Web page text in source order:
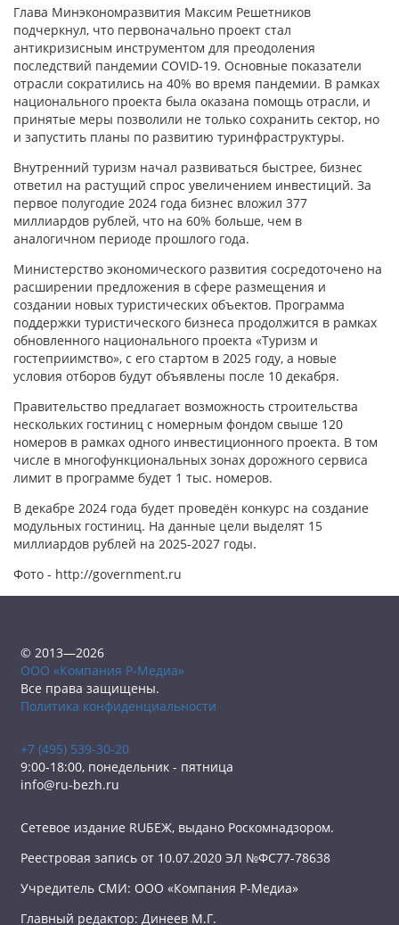
Глава Минэкономразвития Максим Решетников
подчеркнул, что первоначально проект стал
антикризисным инструментом для преодоления
последствий пандемии COVID-19. Основные показатели
отрасли сократились на 40% во время пандемии. В рамках
национального проекта была оказана помощь отрасли, и
принятые меры позволили не только сохранить сектор, но
и запустить планы по развитию туринфраструктуры.
Внутренний туризм начал развиваться быстрее, бизнес
ответил на растущий спрос увеличением инвестиций. За
первое полугодие 2024 года бизнес вложил 377
миллиардов рублей, что на 60% больше, чем в
аналогичном периоде прошлого года.
Министерство экономического развития сосредоточено на
расширении предложения в сфере размещения и
создании новых туристических объектов. Программа
поддержки туристического бизнеса продолжится в рамках
обновленного национального проекта «Туризм и
гостеприимство», с его стартом в 2025 году, а новые
условия отборов будут объявлены после 10 декабря.
Правительство предлагает возможность строительства
нескольких гостиниц с номерным фондом свыше 120
номеров в рамках одного инвестиционного проекта. В том
числе в многофункциональных зонах дорожного сервиса
лимит в программе будет 1 тыс. номеров.
В декабре 2024 года будет проведён конкурс на создание
модульных гостиниц. На данные цели выделят 15
миллиардов рублей на 2025-2027 годы.
Фото - http://government.ru
© 2013—2026
ООО «Компания Р-Медиа»
Все права защищены.
Политика конфиденциальности
+7 (495) 539-30-20
9:00-18:00, понедельник - пятница
info@ru-bezh.ru
Сетевое издание RUБЕЖ, выдано Роскомнадзором.
Реестровая запись от 10.07.2020 ЭЛ №ФС77-78638
Учредитель СМИ: ООО «Компания Р-Медиа»
Главный редактор: Динеев М.Г.